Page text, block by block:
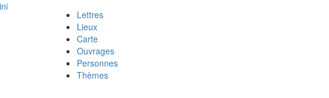
Lettres
Lieux
Carte
Ouvrages
Personnes
Thèmes